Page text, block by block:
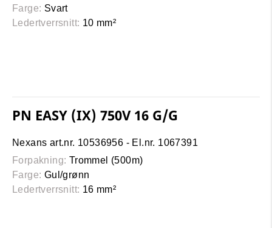
Farge: Svart
Ledertverrsnitt: 10 mm²
PN EASY (IX) 750V 16 G/G
Nexans art.nr. 10536956 - El.nr. 1067391
Forpakning: Trommel (500m)
Farge: Gul/grønn
Ledertverrsnitt: 16 mm²